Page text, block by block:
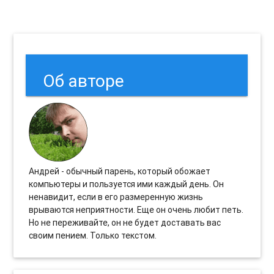
Об авторе
Андрей - обычный парень, который обожает
компьютеры и пользуется ими каждый день. Он
ненавидит, если в его размеренную жизнь
врываются неприятности. Еще он очень любит петь.
Но не переживайте, он не будет доставать вас
своим пением. Только текстом.